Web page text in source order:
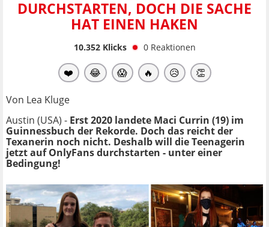
DURCHSTARTEN, DOCH DIE SACHE
HAT EINEN HAKEN
10.352Klicks 0 Reaktionen
❤️ 😂 😱 🔥 😥 👏
Von Lea Kluge
Austin (USA) - Erst 2020 landete Maci Currin (19) im
Guinnessbuch der Rekorde. Doch das reicht der
Texanerin noch nicht. Deshalb will die Teenagerin
jetzt auf OnlyFans durchstarten - unter einer
Bedingung!